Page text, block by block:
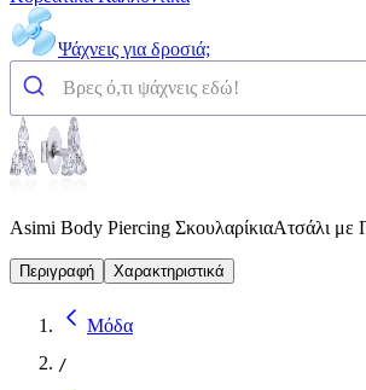
Ψάχνεις για δροσιά;
Asimi Body Piercing ΣκουλαρίκιαΑτσάλι με
Περιγραφή Χαρακτηριστικά
Μόδα
/